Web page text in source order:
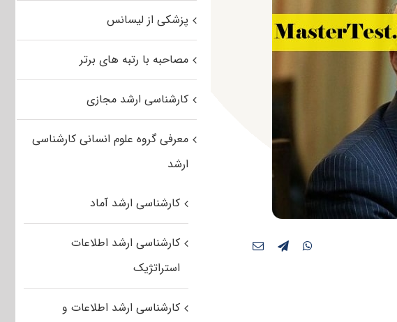
پزشکی از لیسانس
مصاحبه با رتبه های برتر
کارشناسی ارشد مجازی
معرفی گروه علوم انسانی کارشناسی
ارشد
کارشناسی ارشد آماد
کارشناسی ارشد اطلاعات
استراتژیک
کارشناسی ارشد اطلاعات و